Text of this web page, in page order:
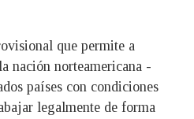
que permite a
nación norteamericana -
países con condiciones
legalmente de forma